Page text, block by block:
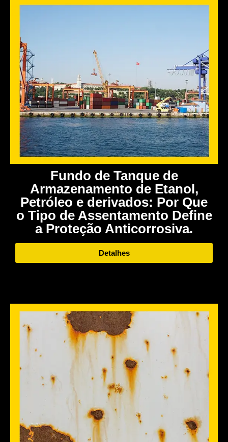
Fundo de Tanque de
Armazenamento de Etanol,
Petróleo e derivados: Por Que
o Tipo de Assentamento Define
a Proteção Anticorrosiva.
Detalhes